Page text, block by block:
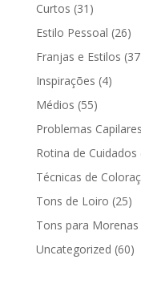
Curtos (31)
Estilo Pessoal (26)
Franjas e Estilos
Inspirações (4)
Médios (55)
Problemas Capilares
Rotina de Cuidados
Técnicas de
Tons de Loiro (25)
Tons para Morenas
Uncategorized (60)